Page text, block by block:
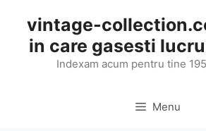
content
vintage-
in care gasesti
Indexam acum pentru tine
Menu